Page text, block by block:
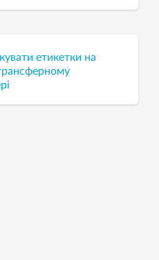
етикетки на